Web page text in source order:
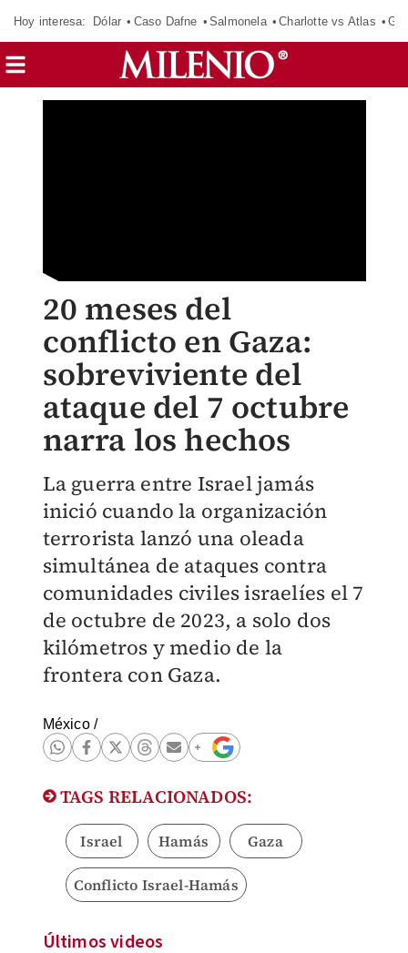
Hoy interesa: Dólar Caso Dafne Salmonela Charlotte vs Atlas
20 meses del
conflicto en Gaza:
sobreviviente del
ataque del 7 octubre
narra los hechos
La guerra entre Israel jamás
inició cuando la organización
terrorista lanzó una oleada
simultánea de ataques contra
comunidades civiles israelíes el 7
de octubre de 2023, a solo dos
kilómetros y medio de la
frontera con Gaza.
México/
TAGS RELACIONADOS:
Israel Hamás Gaza
Conflicto Israel-Hamás
Últimos videos